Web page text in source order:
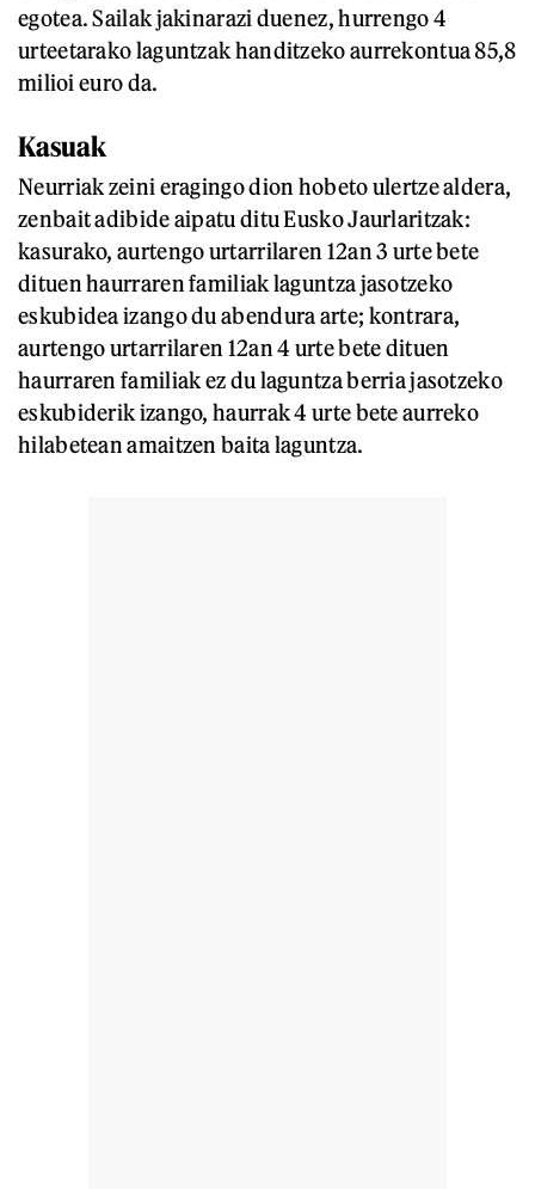
egotea. Sailak jakinarazi duenez, hurrengo 4
urteetarako laguntzak handitzeko aurrekontua 85,8
milioi euro da.
Kasuak
Neurriak zeini eragingo dion hobeto ulertze aldera,
zenbait adibide aipatu ditu Eusko Jaurlaritzak:
kasurako, aurtengo urtarrilaren 12an 3 urte bete
dituen haurraren familiak laguntza jasotzeko
eskubidea izango du abendura arte; kontrara,
aurtengo urtarrilaren 12an 4 urte bete dituen
haurraren familiak ez du laguntza berria jasotzeko
eskubiderik izango, haurrak 4 urte bete aurreko
hilabetean amaitzen baita laguntza.